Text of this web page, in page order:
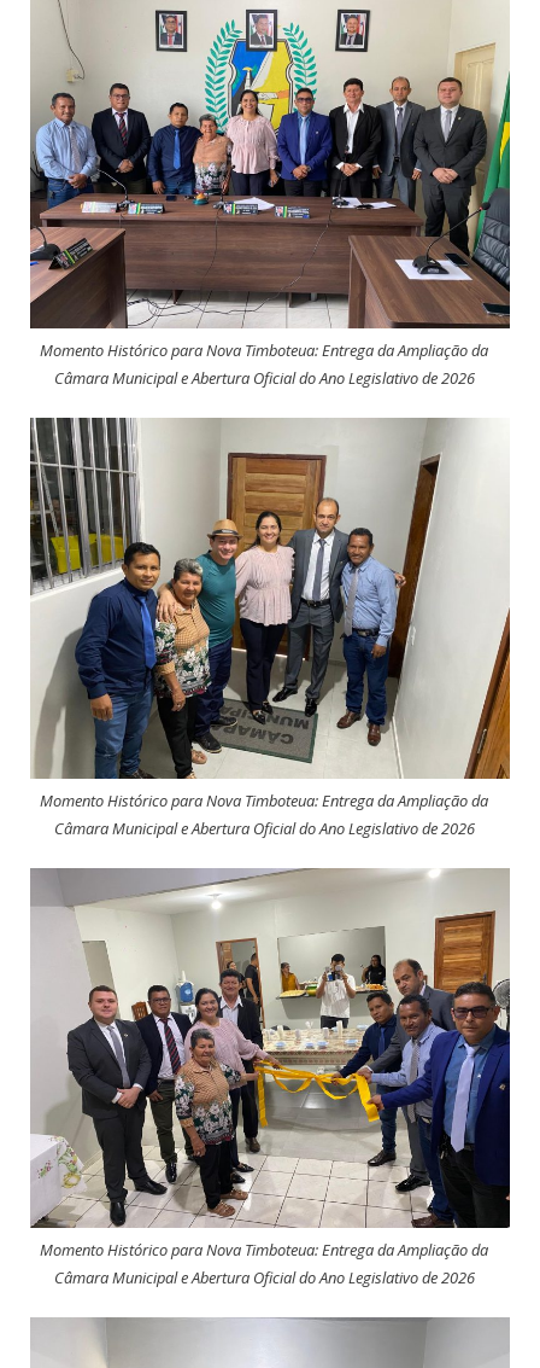
Momento Histórico para Nova Timboteua: Entrega da Ampliação da
Câmara Municipal e Abertura Oficial do Ano Legislativo de 2026
Momento Histórico para Nova Timboteua: Entrega da Ampliação da
Câmara Municipal e Abertura Oficial do Ano Legislativo de 2026
Momento Histórico para Nova Timboteua: Entrega da Ampliação da
Câmara Municipal e Abertura Oficial do Ano Legislativo de 2026